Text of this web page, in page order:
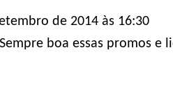
de 2014 às 16:30
boa essas promos e